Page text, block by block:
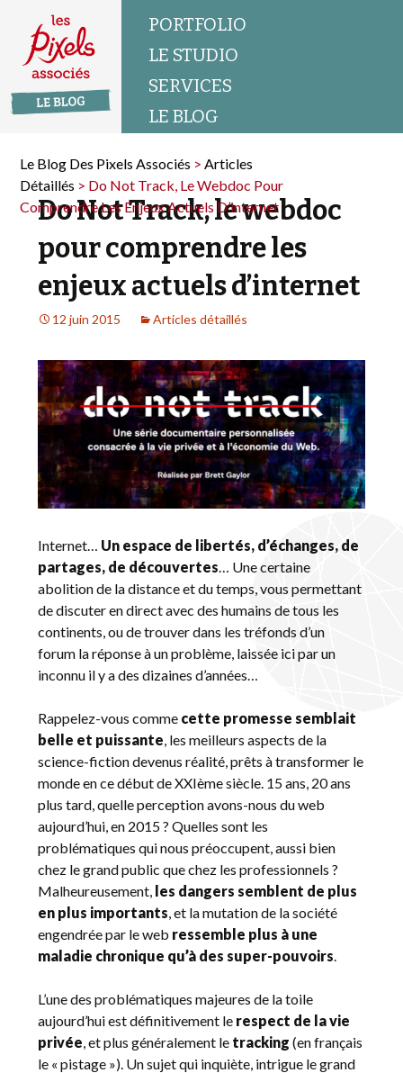
PORTFOLIO
LE STUDIO
SERVICES
LE BLOG
Le Blog Des Pixels Associés >Articles
Détaillés > Do Not Track, Le Webdoc Pour
Comprendre Les Enjeux Actuels D’internet
Do Not Track, le webdoc
pour comprendre les
enjeux actuels d’internet
12 juin 2015 Articles détaillés
Internet… Un espace de libertés, d’échanges, de
partages, de découvertes … Une certaine
abolition de la distance et du temps, vous permettant
de discuter en direct avec des humains de tous les
continents, ou de trouver dans les tréfonds d’un
forum la réponse à un problème, laissée ici par un
inconnu il y a des dizaines d’années…
Rappelez-vous comme cette promesse semblait
belle et puissante , les meilleurs aspects de la
science-fiction devenus réalité, prêts à transformer le
monde en ce début de XXIème siècle. 15 ans, 20 ans
plus tard, quelle perception avons-nous du web
aujourd’hui, en 2015 ? Quelles sont les
problématiques qui nous préoccupent, aussi bien
chez le grand public que chez les professionnels ?
Malheureusement, les dangers semblent de plus
en plus importants , et la mutation de la société
engendrée par le web ressemble plus à une
maladie chronique qu’à des super-pouvoirs
L’une des problématiques majeures de la toile
aujourd’hui est définitivement le respect de la vie
privée , et plus généralement le tracking (en français
le « pistage »). Un sujet qui inquiète, intrigue le grand